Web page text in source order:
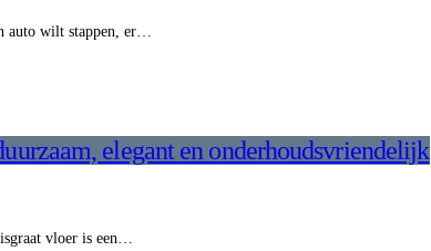
auto wilt stappen, er…
elegant en onderhoudsvriendelijk
vloer is een…